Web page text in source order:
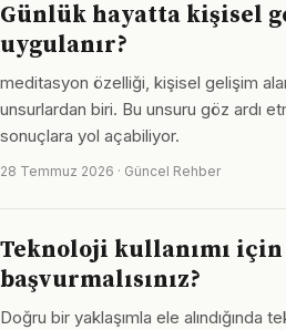
Günlük hayatta kişisel
uygulanır?
meditasyon özelliği, kişisel gelişim
unsurlardan biri. Bu unsuru göz ardı
sonuçlara yol açabiliyor.
28 Temmuz 2026 · Güncel Rehber
Teknoloji kullanımı
başvurmalısınız?
Doğru bir yaklaşımla ele alındığında